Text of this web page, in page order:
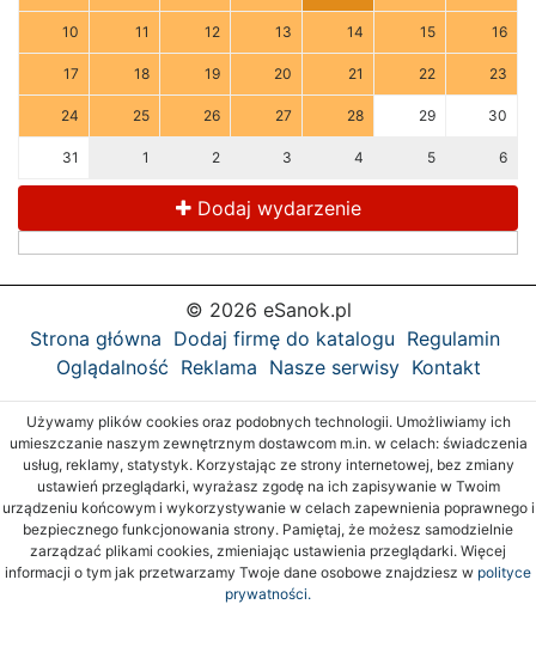
10 11 12 13 14 15 16
17 18 19 20 21 22 23
24 25 26 27 28 29 30
31 1 2 3 4 5 6
Dodaj wydarzenie
© 2026 eSanok.pl
Strona główna Dodaj firmę do katalogu Regulamin
Oglądalność Reklama Nasze serwisy Kontakt
Używamy plików cookies oraz podobnych technologii. Umożliwiamy ich
umieszczanie naszym zewnętrznym dostawcom m.in. w celach: świadczenia
usług, reklamy, statystyk. Korzystając ze strony internetowej, bez zmiany
ustawień przeglądarki, wyrażasz zgodę na ich zapisywanie w Twoim
urządzeniu końcowym i wykorzystywanie w celach zapewnienia poprawnego i
bezpiecznego funkcjonowania strony. Pamiętaj, że możesz samodzielnie
zarządzać plikami cookies, zmieniając ustawienia przeglądarki. Więcej
informacji o tym jak przetwarzamy Twoje dane osobowe znajdziesz w polityce
prywatności.